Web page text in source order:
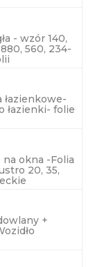
- wzór 140,
880, 560, 234-
łazienkowe-
łazienki- folie
okna -Folia
20, 35,
+